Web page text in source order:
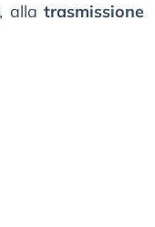
alla trasmissione